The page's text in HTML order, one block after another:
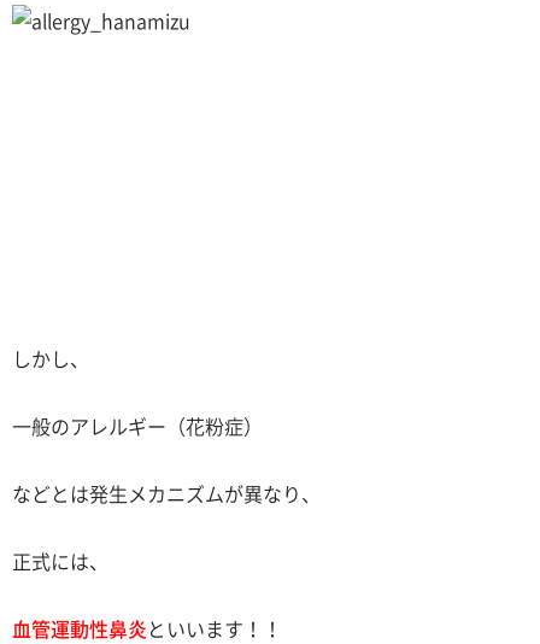
しかし、
一般のアレルギー（花粉症）
などとは発生メカニズムが異なり、
正式には、
血管運動性鼻炎 といいます！！